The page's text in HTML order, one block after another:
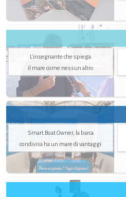
L'insegnante che spiega
il mare come nessun altro
Smart Boat Owner, la barca
condivisa ha un mare di vantaggi